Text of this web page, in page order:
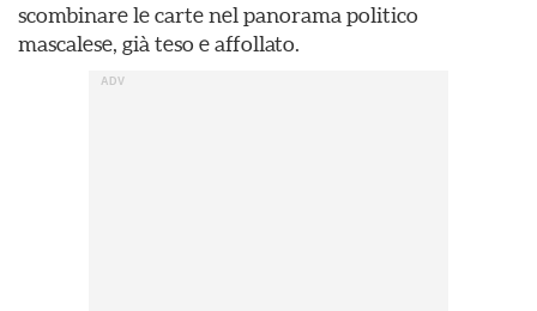
scombinare le carte nel panorama politico
mascalese, già teso e affollato.